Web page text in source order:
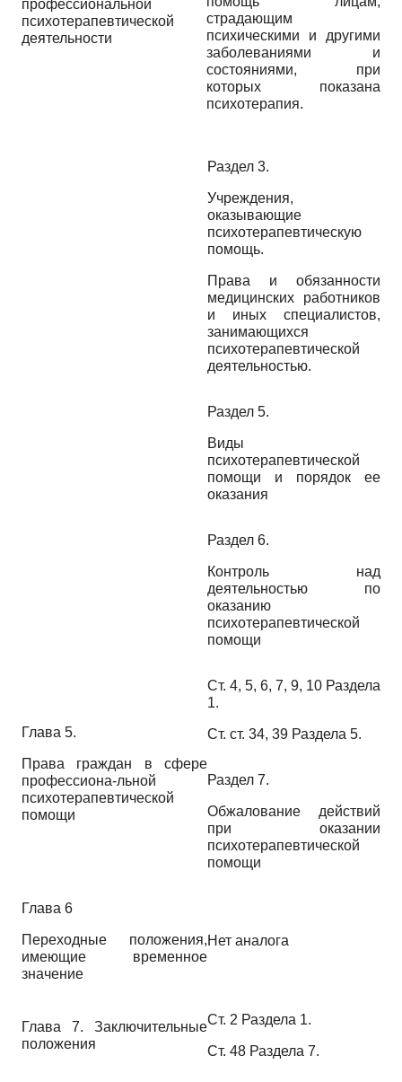
профессиональной
психотерапевтической
деятельности
страдающим
психическими и другими
заболеваниями и
состояниями, при
которых показана
психотерапия.
Раздел 3.
Учреждения,
оказывающие
психотерапевтическую
помощь.
Права и обязанности
медицинских работников
и иных специалистов,
занимающихся
психотерапевтической
деятельностью.
Раздел 5.
Виды
психотерапевтической
помощи и порядок ее
оказания
Раздел 6.
Контроль над
деятельностью по
оказанию
психотерапевтической
помощи
Глава 5.
Права граждан в сфере
профессиона-льной
психотерапевтической
помощи
Ст. 4, 5, 6, 7, 9, 10 Раздела
1.
Ст. ст. 34, 39 Раздела 5.
Раздел 7.
Обжалование действий
при оказании
психотерапевтической
помощи
Глава 6
Переходные положения,
имеющие временное
значение
Нет аналога
Глава 7. Заключительные
положения
Ст. 2 Раздела 1.
Ст. 48 Раздела 7.